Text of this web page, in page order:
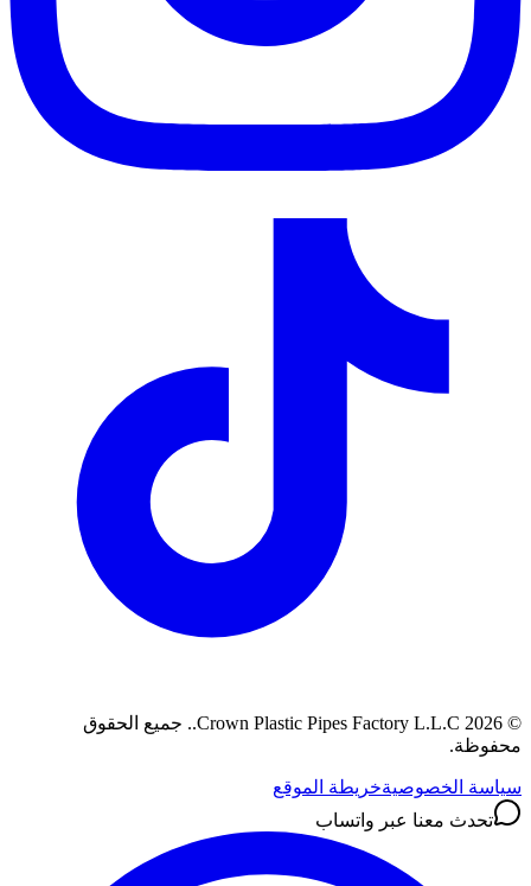
©
2026
Crown Plastic Pipes Factory L.L.C.
. جميع الحقوق
محفوظة.
سياسة الخصوصيةخريطة الموقع
تحدث معنا عبر واتساب